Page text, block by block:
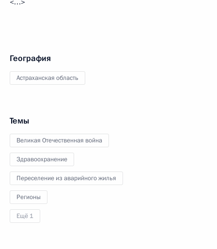
<…>
География
Астраханская область
Темы
Великая Отечественная война
Здравоохранение
Переселение из аварийного жилья
Регионы
Ещё 1